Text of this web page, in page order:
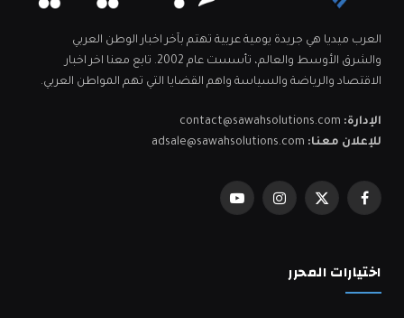
العرب ميديا هي جريدة يومية عربية تهتم بآخر اخبار الوطن العربي
والشرق الأوسط والعالم، تأسست عام 2002. تابع معنا اخر اخبار
الاقتصاد والرياضة والسياسة واهم القضايا التي تهم المواطن العربي.
الإدارة: contact@sawahsolutions.com
للإعلان معنا: adsale@sawahsolutions.com
فيسبوكX
الانستغراميوتيوب
اختيارات المحرر